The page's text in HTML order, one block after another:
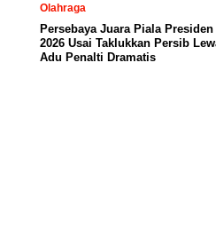
Olahraga
Persebaya Juara Piala Presiden
2026 Usai Taklukkan Persib
Adu Penalti Dramatis